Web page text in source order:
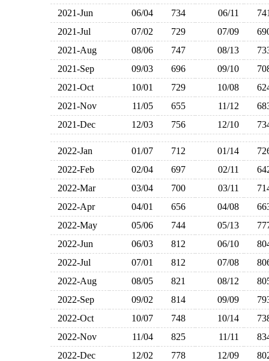
2021-Jun
06/04 734 06/11
2021-Jul
07/02 729 07/09
2021-Aug
08/06 747 08/13
2021-Sep
09/03 696 09/10
2021-Oct
10/01 729 10/08
2021-Nov
11/05 655 11/12
2021-Dec
12/03 756 12/10
2022-Jan 01/07 712 01/14
2022-Feb
02/04 697 02/11
2022-Mar
03/04 700 03/11
2022-Apr
04/01 656 04/08
2022-May
05/06 744 05/13
2022-Jun
06/03 812 06/10
2022-Jul
07/01 812 07/08
2022-Aug
08/05 821 08/12
2022-Sep
09/02 814 09/09
2022-Oct
10/07 748 10/14
2022-Nov
11/04 825 11/11
2022-Dec
12/02 778 12/09